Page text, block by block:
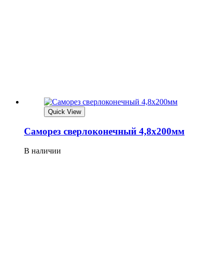
Quick View
Саморез сверлоконечный 4,8х200мм
В наличии